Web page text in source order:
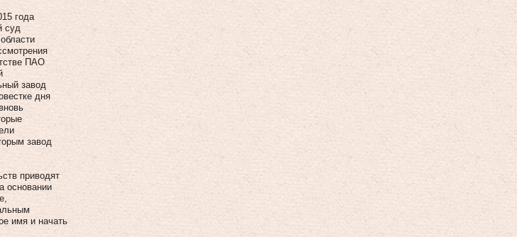
года
суд
ПАО
завод
дня
завод
приводят
основании
имя и начать